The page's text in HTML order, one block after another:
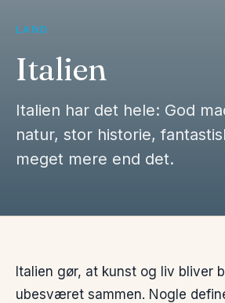
LAND
Italien
Italien har det hele: God
natur, stor historie,
meget mere end det.
Italien gør, at kunst og liv bliver
ubesværet sammen. Nogle